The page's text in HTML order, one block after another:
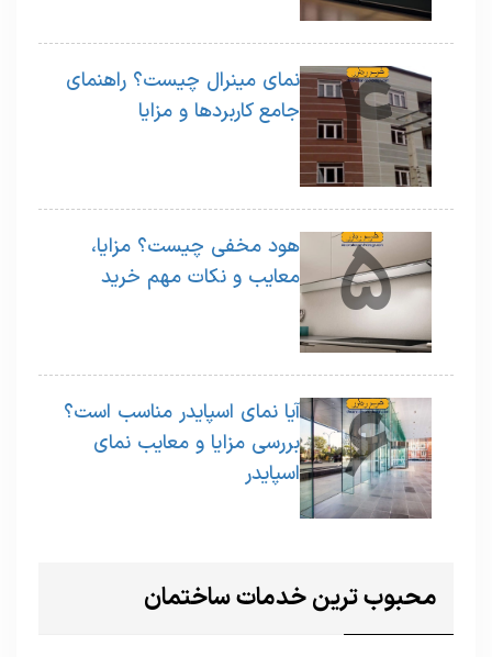
4
نمای مینرال چیست؟ راهنمای
جامع کاربردها و مزایا
5
هود مخفی چیست؟ مزایا،
معایب و نکات مهم خرید
6
آیا نمای اسپایدر مناسب است؟
بررسی مزایا و معایب نمای
اسپایدر
محبوب ترین خدمات ساختمان